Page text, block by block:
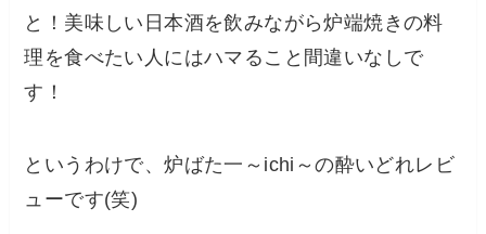
と！美味しい日本酒を飲みながら炉端焼きの料
理を食べたい人にはハマること間違いなしで
す！
というわけで、炉ばた一～ichi～の酔いどれレビ
ューです(笑)